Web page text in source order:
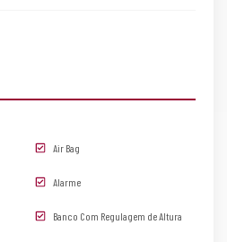
Air Bag
Alarme
Banco Com Regulagem de Altura